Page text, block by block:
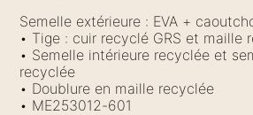
Semelle extérieure : EVA +
• Tige : cuir recyclé GRS et maille
• Semelle intérieure recyclée et
recyclée
• Doublure en maille recyclée
• ME253012-601